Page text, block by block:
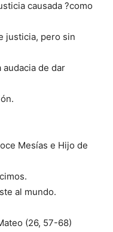
causada ?como
justicia, pero sin
de dar
Mesías e Hijo de
al mundo.
(26, 57-68)